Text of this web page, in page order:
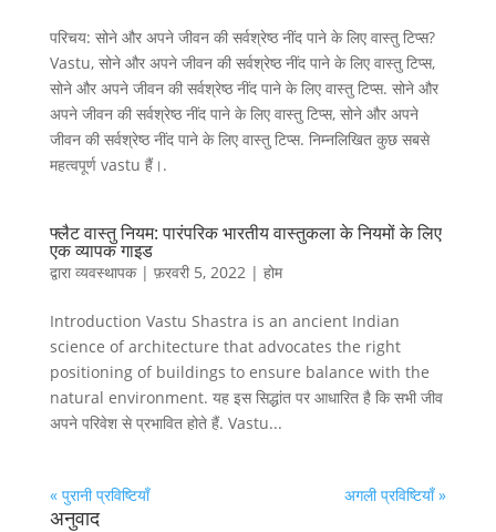
परिचय: सोने और अपने जीवन की सर्वश्रेष्ठ नींद पाने के लिए वास्तु टिप्स?
Vastu, सोने और अपने जीवन की सर्वश्रेष्ठ नींद पाने के लिए वास्तु टिप्स,
सोने और अपने जीवन की सर्वश्रेष्ठ नींद पाने के लिए वास्तु टिप्स. सोने और
अपने जीवन की सर्वश्रेष्ठ नींद पाने के लिए वास्तु टिप्स, सोने और अपने
जीवन की सर्वश्रेष्ठ नींद पाने के लिए वास्तु टिप्स. निम्नलिखित कुछ सबसे
महत्वपूर्ण vastu हैं।.
फ्लैट वास्तु नियम: पारंपरिक भारतीय वास्तुकला के नियमों के लिए
एक व्यापक गाइड
द्वाराव्यवस्थापक| फ़रवरी 5, 2022| होम
Introduction Vastu Shastra is an ancient Indian
science of architecture that advocates the right
positioning of buildings to ensure balance with the
natural environment. यह इस सिद्धांत पर आधारित है कि सभी जीव
अपने परिवेश से प्रभावित होते हैं. Vastu...
« पुरानी प्रविष्टियाँ अगली प्रविष्टियाँ »
अनुवाद